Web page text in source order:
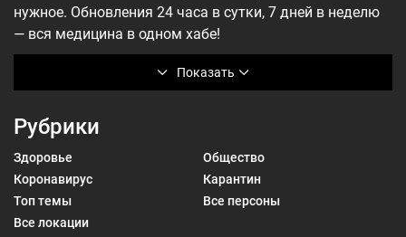
Показать
нужное. Обновления 24 часа в сутки, 7 дней в неделю
— вся медицина в одном хабе!
Рубрики
Здоровье
Общество
Коронавирус
Карантин
Топ темы
Все персоны
Все локации